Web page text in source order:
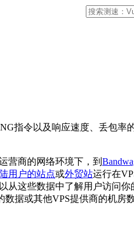
指令以及响应速度、丢包率
营商的网络环境下，到
用户的站点或外贸站运行在
从这些数据中了解用户访问你
数据或其他VPS提供商的机房